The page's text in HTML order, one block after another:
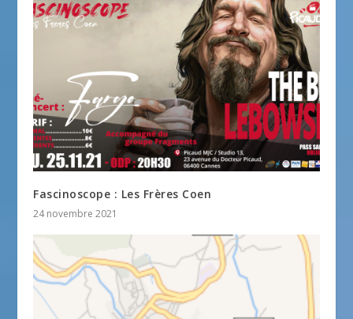
Fascinoscope : Les Frères Coen
24 novembre 2021